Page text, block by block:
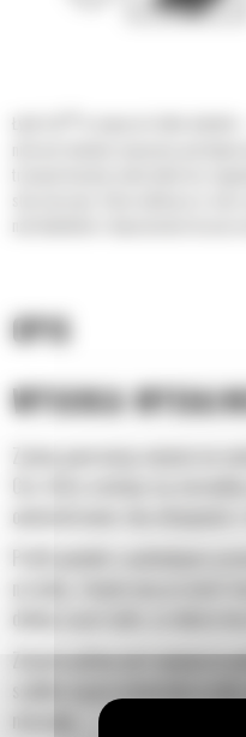
OPIS
WYSOKA
Zyskaj gwarancję najwyższej
Profil powłoki o podwójnym
Zużycie paliwa jest najwyższe